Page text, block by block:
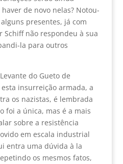
de novo nelas? Notou-
presentes, já com
Schiff não respondeu à sua
la para outros
do Gueto de
insurreição armada, a
os nazistas, é lembrada
foi a única, mas é a mais
sobre a resistência
em escala industrial
entra uma dúvida à la
os mesmos fatos,